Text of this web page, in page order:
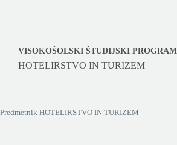
VISOKOŠOLSKI ŠTUDIJSKI PROGRAM
HOTELIRSTVO IN TURIZEM
Predmetnik HOTELIRSTVO IN TURIZEM